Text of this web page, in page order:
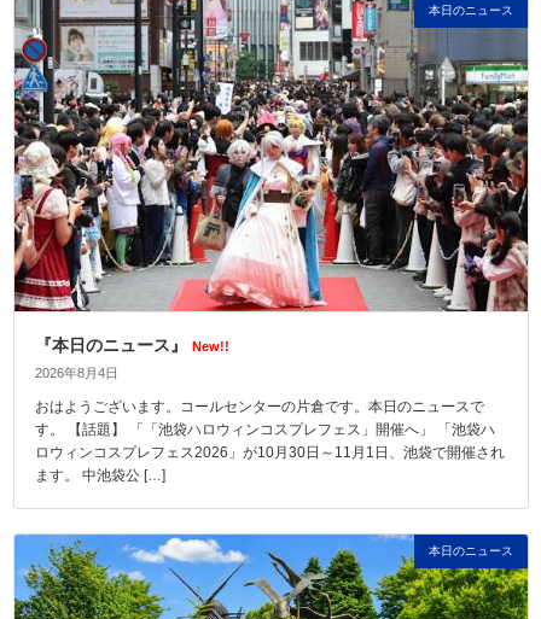
本日のニュース
『本日のニュース』
New!!
2026年8月4日
おはようございます。コールセンターの片倉です。本日のニュースで
す。 【話題】 「「池袋ハロウィンコスプレフェス」開催へ」 「池袋ハ
ロウィンコスプレフェス2026」が10月30日～11月1日、池袋で開催され
ます。 中池袋公 […]
本日のニュース